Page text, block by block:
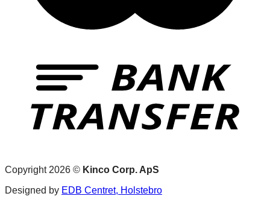
Copyright 2026 © Kinco Corp. ApS
Designed by EDB Centret, Holstebro